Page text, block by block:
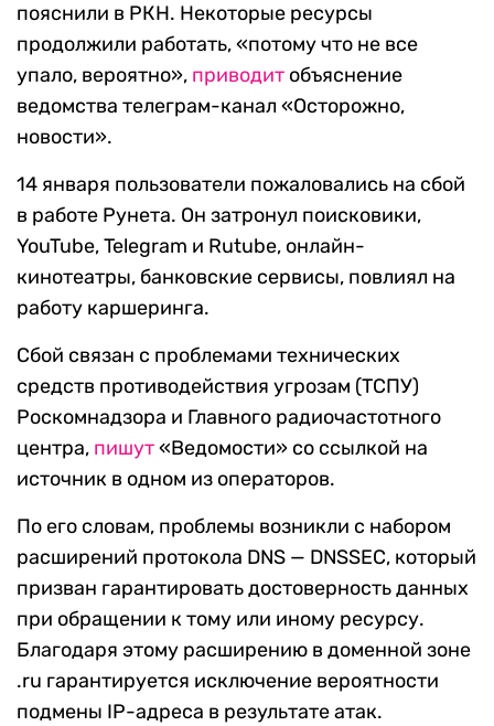
пояснили в РКН. Некоторые ресурсы
продолжили работать, «потому что не все
упало, вероятно», приводит объяснение
ведомства телеграм-канал «Осторожно,
новости».
14 января пользователи пожаловались на сбой
в работе Рунета. Он затронул поисковики,
YouTube, Telegram и Rutube, онлайн-
кинотеатры, банковские сервисы, повлиял на
работу каршеринга.
Сбой связан с проблемами технических
средств противодействия угрозам (ТСПУ)
Роскомнадзора и Главного радиочастотного
центра, пишут«Ведомости» со ссылкой на
источник в одном из операторов.
По его словам, проблемы возникли с набором
расширений протокола DNS — DNSSEC, который
призван гарантировать достоверность данных
при обращении к тому или иному ресурсу.
Благодаря этому расширению в доменной зоне
.ru гарантируется исключение вероятности
подмены IP-адреса в результате атак.